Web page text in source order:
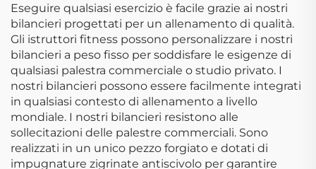
Eseguire qualsiasi esercizio è facile grazie ai nostri
bilancieri progettati per un allenamento di qualità.
Gli istruttori fitness possono personalizzare i nostri
bilancieri a peso fisso per soddisfare le esigenze di
qualsiasi palestra commerciale o studio privato. I
nostri bilancieri possono essere facilmente integrati
in qualsiasi contesto di allenamento a livello
mondiale. I nostri bilancieri resistono alle
sollecitazioni delle palestre commerciali. Sono
realizzati in un unico pezzo forgiato e dotati di
impugnature zigrinate antiscivolo per garantire